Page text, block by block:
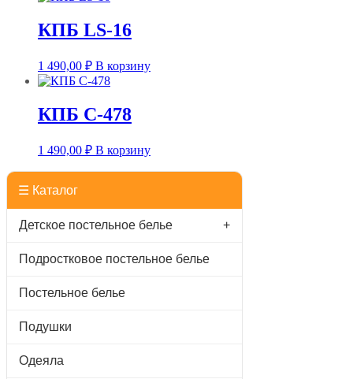
КПБ LS-16
1 490,00 ₽ В корзину
КПБ С-478
1 490,00 ₽ В корзину
☰ Каталог
Детское постельное белье +
Подростковое постельное белье
Постельное белье
Подушки
Одеяла